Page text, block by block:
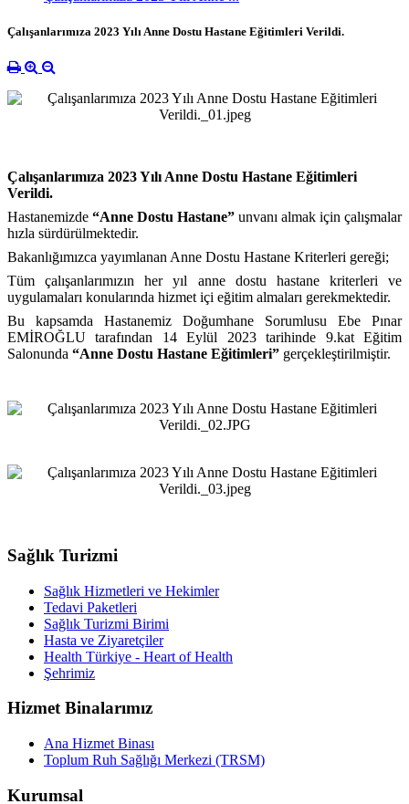
Çalışanlarımıza 2023 Yılı Anne Dostu Hastane Eğitimleri Verildi.
Çalışanlarımıza 2023 Yılı Anne Dostu Hastane Eğitimleri
Verildi.
Hastanemizde “Anne Dostu Hastane” unvanı almak için çalışmalar
hızla sürdürülmektedir.
Bakanlığımızca yayımlanan Anne Dostu Hastane Kriterleri gereği;
Tüm çalışanlarımızın her yıl anne dostu hastane kriterleri ve
uygulamaları konularında hizmet içi eğitim almaları gerekmektedir.
Bu kapsamda Hastanemiz Doğumhane Sorumlusu Ebe Pınar
EMİROĞLU tarafından 14 Eylül 2023 tarihinde 9.kat Eğitim
Salonunda “Anne Dostu Hastane Eğitimleri” gerçekleştirilmiştir.
Sağlık Turizmi
Sağlık Hizmetleri ve Hekimler
Tedavi Paketleri
Sağlık Turizmi Birimi
Hasta ve Ziyaretçiler
Health Türkiye - Heart of Health
Şehrimiz
Hizmet Binalarımız
Ana Hizmet Binası
Toplum Ruh Sağlığı Merkezi (TRSM)
Kurumsal